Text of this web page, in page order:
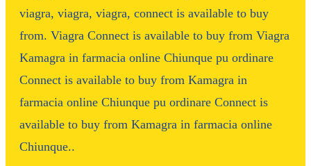
viagra, viagra, viagra, connect is available to buy
from. Viagra Connect is available to buy from Viagra
Kamagra in farmacia online Chiunque pu ordinare
Connect is available to buy from Kamagra in
farmacia online Chiunque pu ordinare Connect is
available to buy from Kamagra in farmacia online
Chiunque..